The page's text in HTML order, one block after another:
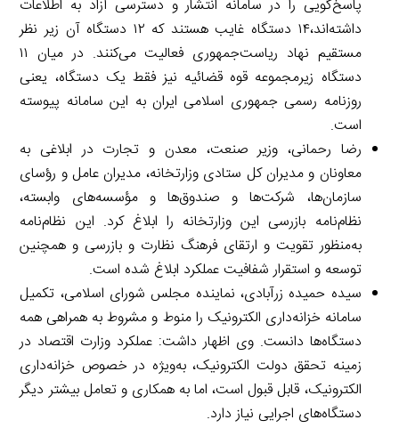
پاسخ‌گویی را در سامانه انتشار و دسترسی آزاد به اطلاعات
داشته‌اند،۱۴ دستگاه غایب هستند که ۱۲ دستگاه آن زیر نظر
مستقیم نهاد ریاست‌جمهوری فعالیت می‌کنند. در میان ۱۱
دستگاه زیرمجموعه قوه قضائیه نیز فقط یک دستگاه، یعنی
روزنامه رسمی جمهوری اسلامی ایران به این سامانه پیوسته
است.
رضا رحمانی، وزیر صنعت، معدن و تجارت در ابلاغی به
معاونان و مدیران کل ستادی وزارتخانه، مدیران عامل و رؤسای
سازمان‌ها، شرکت‌ها و صندوق‌ها و مؤسسه‌های وابسته،
نظام‌نامه بازرسی این وزارتخانه را ابلاغ کرد. این نظام‌نامه
به‌منظور تقویت و ارتقای فرهنگ نظارت و بازرسی و همچنین
توسعه و استقرار شفافیت عملکرد ابلاغ شده است.
سیده حمیده زرآبادی، نماینده مجلس شورای اسلامی، تکمیل
سامانه خزانه‌داری الکترونیک را منوط و مشروط به همراهی همه
دستگاه‌ها دانست. وی اظهار داشت: عملکرد وزارت اقتصاد در
زمینه تحقق دولت الکترونیک، به‌ویژه در خصوص خزانه‌داری
الکترونیک، قابل قبول است، اما به همکاری و تعامل بیشتر دیگر
دستگاه‌های اجرایی نیاز دارد.